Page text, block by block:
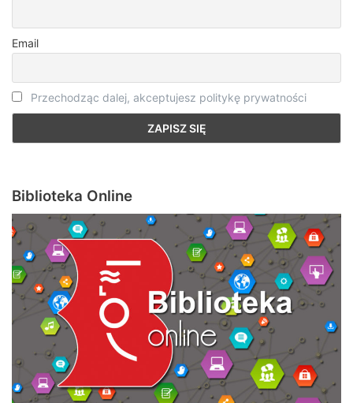
Email
Przechodząc dalej, akceptujesz politykę prywatności
Biblioteka Online